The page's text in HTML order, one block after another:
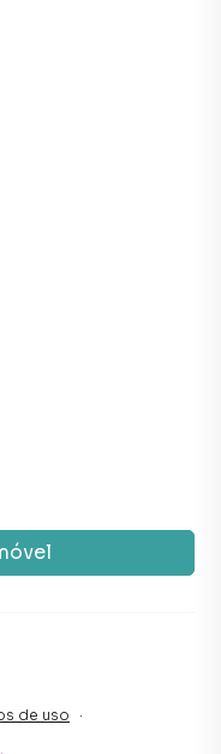
com um time de
de uso ·